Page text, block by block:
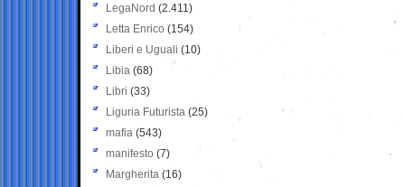
LegaNord (2.411)
Letta Enrico (154)
Liberi e Uguali (10)
Libia (68)
Libri (33)
Liguria Futurista (25)
mafia (543)
manifesto (7)
Margherita (16)